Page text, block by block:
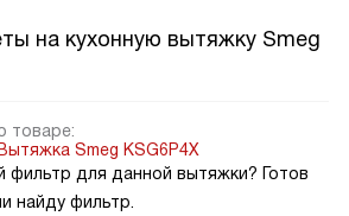
на кухонную вытяжку Smeg
товаре:
Вытяжка Smeg KSG6P4X
фильтр для данной вытяжки? Готов
найду фильтр.